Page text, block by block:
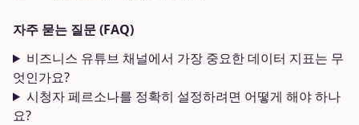
자주 묻는 질문 (FAQ)
비즈니스 유튜브 채널에서 가장 중요한 데이터 지표는 무
엇인가요?
시청자 페르소나를 정확히 설정하려면 어떻게 해야 하나
요?